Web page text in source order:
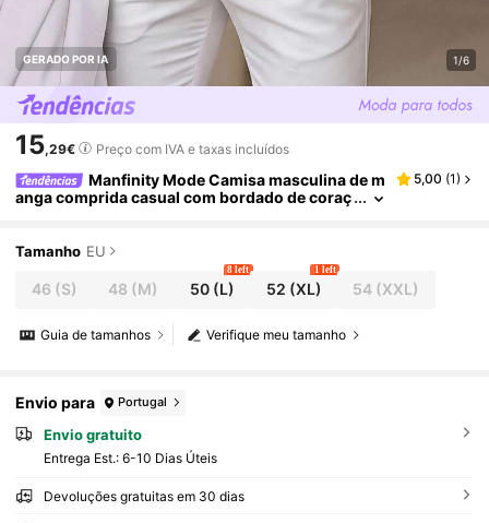
GERADO POR IA 1/6
15,29€ Preço com IVA e taxas incluídos
Manfinity Mode Camisa masculina de m
anga comprida casual com bordado de coraç
5,00 (1)
Tamanho EU
46 (S) 48 (M) 50(L)
8 left
52 (XL)
1 left
54 (XXL)
Verifique meu tamanho
Guia de tamanhos
Envio para Portugal
Envio gratuito
Entrega Est.: 6-10 Dias Úteis
Devoluções gratuitas em 30 dias